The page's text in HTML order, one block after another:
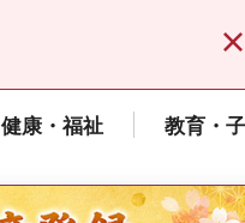
健康・福祉 教育・